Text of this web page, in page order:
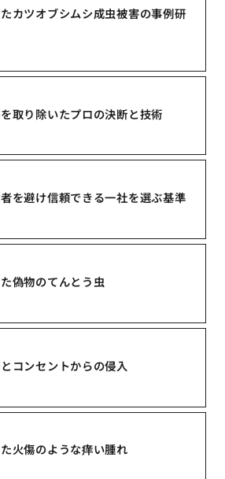
カツオブシムシ成虫被害の事例研
取り除いたプロの決断と技術
を避け信頼できる一社を選ぶ基準
偽物のてんとう虫
コンセントからの侵入
火傷のような痒い腫れ